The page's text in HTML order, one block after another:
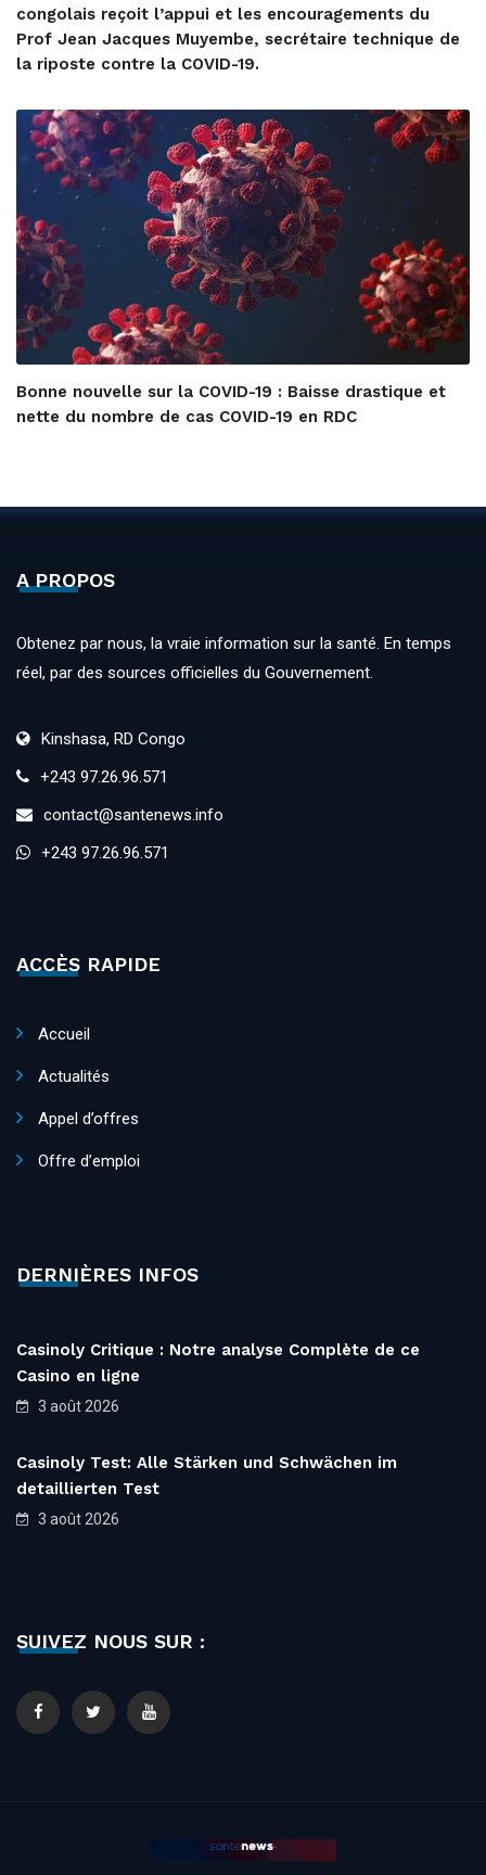
congolais reçoit l’appui et les encouragements du
Prof Jean Jacques Muyembe, secrétaire technique de
la riposte contre la COVID-19.
Bonne nouvelle sur la COVID-19 : Baisse drastique et
nette du nombre de cas COVID-19 en RDC
A PROPOS
Obtenez par nous, la vraie information sur la santé. En temps
réel, par des sources officielles du Gouvernement.
Kinshasa, RD Congo
+243 97.26.96.571
contact@santenews.info
+243 97.26.96.571
ACCÈS RAPIDE
Accueil
Actualités
Appel d’offres
Offre d’emploi
DERNIÈRES INFOS
Casinoly Critique : Notre analyse Complète de ce
Casino en ligne
3 août 2026
Casinoly Test: Alle Stärken und Schwächen im
detaillierten Test
3 août 2026
SUIVEZ NOUS SUR :